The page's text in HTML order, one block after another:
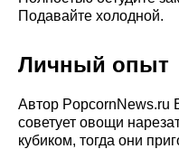
Подавайте холодной.
Личный опыт
Автор PopcornNews.ru
советует овощи
кубиком, тогда они